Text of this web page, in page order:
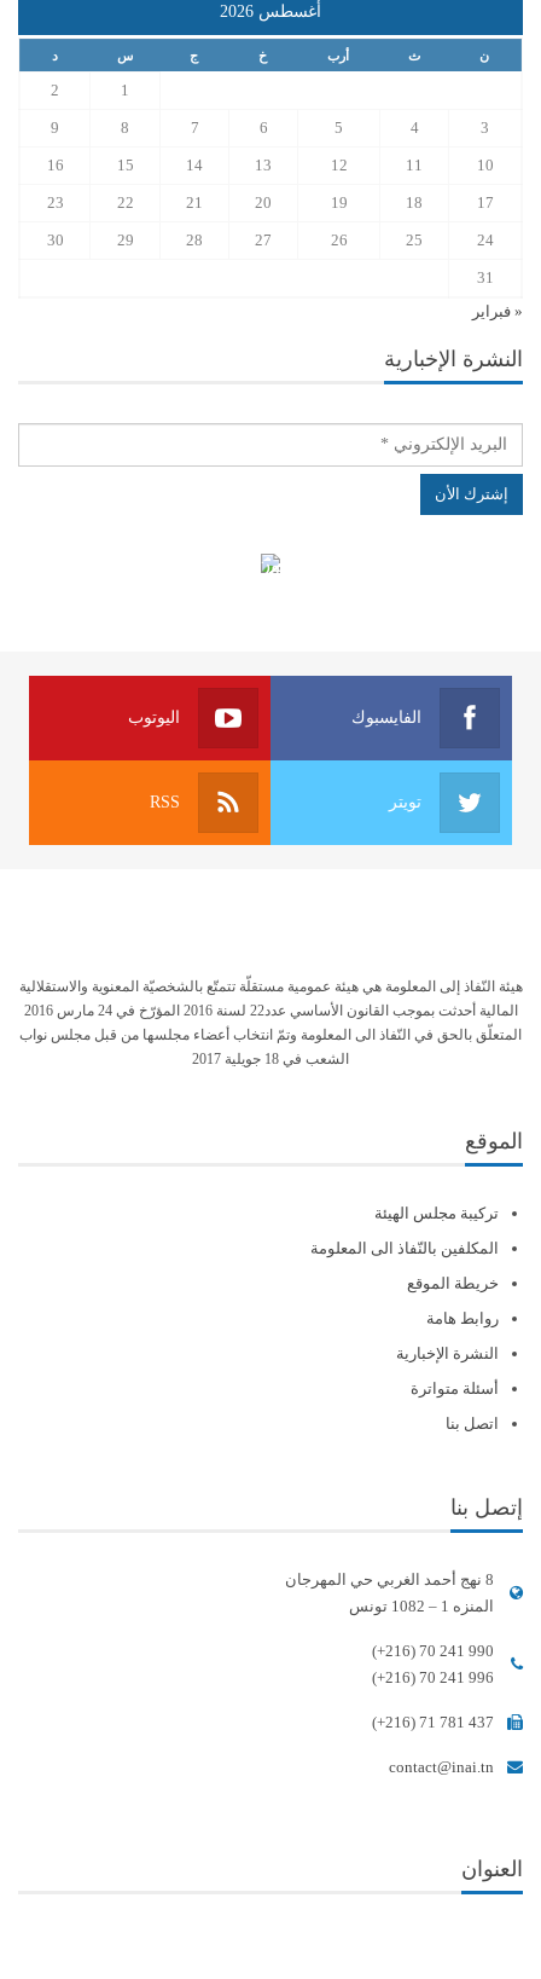
أغسطس 2026
ن ث أرب خ ج س د
1
2
3
4
5
6
7
8
9
10
11
12
13
14
15
16
17
18
19
20
21
22
23
24
25
26
27
28
29
30
31
« فبراير
النشرة الإخبارية
الهياكل الخاضعة لقانون النفاذ إلى المعلومة
الفايسبوك اليوتوب
تويتر RSS
هيئة النّفاذ إلى المعلومة هي هيئة عمومية مستقلّة تتمتّع بالشخصيّة المعنوية والاستقلالية
المالية أحدثت بموجب القانون الأساسي عدد22 لسنة 2016 المؤرّخ في 24 مارس 2016
المتعلّق بالحق في النّفاذ الى المعلومة وتمّ انتخاب أعضاء مجلسها من قبل مجلس نواب
الشعب في 18 جويلية 2017
الموقع
تركيبة مجلس الهيئة
المكلفين بالنّفاذ الى المعلومة
خريطة الموقع
روابط هامة
النشرة الإخبارية
أسئلة متواترة
اتصل بنا
إتصل بنا
8 نهج أحمد الغربي حي المهرجان
المنزه 1 – 1082 تونس
(+216) 70 241 990
(+216) 70 241 996
(+216) 71 781 437
contact@inai.tn
العنوان